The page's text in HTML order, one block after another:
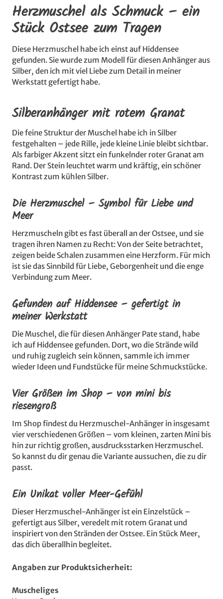
Herzmuschel als Schmuck – ein
Stück Ostsee zum Tragen
Diese Herzmuschel habe ich einst auf Hiddensee
gefunden. Sie wurde zum Modell für diesen Anhänger aus
Silber, den ich mit viel Liebe zum Detail in meiner
Werkstatt gefertigt habe.
Silberanhänger mit rotem Granat
Die feine Struktur der Muschel habe ich in Silber
festgehalten – jede Rille, jede kleine Linie bleibt sichtbar.
Als farbiger Akzent sitzt ein funkelnder roter Granat am
Rand. Der Stein leuchtet warm und kräftig, ein schöner
Kontrast zum kühlen Silber.
Die Herzmuschel – Symbol für Liebe und
Meer
Herzmuscheln gibt es fast überall an der Ostsee, und sie
tragen ihren Namen zu Recht: Von der Seite betrachtet,
zeigen beide Schalen zusammen eine Herzform. Für mich
ist sie das Sinnbild für Liebe, Geborgenheit und die enge
Verbindung zum Meer.
Gefunden auf Hiddensee – gefertigt in
meiner Werkstatt
Die Muschel, die für diesen Anhänger Pate stand, habe
ich auf Hiddensee gefunden. Dort, wo die Strände wild
und ruhig zugleich sein können, sammle ich immer
wieder Ideen und Fundstücke für meine Schmuckstücke.
Vier Größen im Shop – von mini bis
riesengroß
Im Shop findest du Herzmuschel-Anhänger in insgesamt
vier verschiedenen Größen – vom kleinen, zarten Mini bis
hin zur richtig großen, ausdrucksstarken Herzmuschel.
So kannst du dir genau die Variante aussuchen, die zu dir
passt.
Ein Unikat voller Meer-Gefühl
Dieser Herzmuschel-Anhänger ist ein Einzelstück –
gefertigt aus Silber, veredelt mit rotem Granat und
inspiriert von den Stränden der Ostsee. Ein Stück Meer,
das dich überallhin begleitet.
Angaben zur Produktsicherheit:
Muscheliges